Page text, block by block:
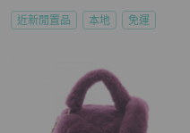
近新閒置品 本地 免運